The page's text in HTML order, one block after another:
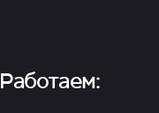
Работаем: